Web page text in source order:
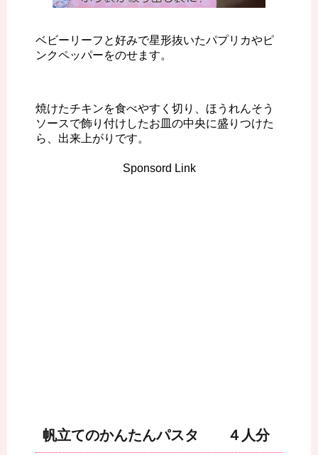
ベビーリーフと好みで星形抜いたパプリカやピ
ンクペッパーをのせます。
焼けたチキンを食べやすく切り、ほうれんそう
ソースで飾り付けしたお皿の中央に盛りつけた
ら、出来上がりです。
Sponsord Link
帆立てのかんたんパスタ ４人分